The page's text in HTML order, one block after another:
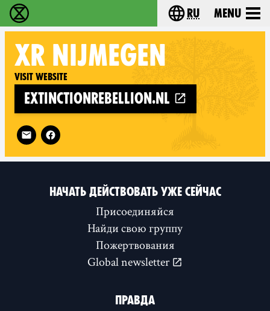
Extinction Rebellion - Home Choose your
ru Menu
XR NIJMEGEN
Visit website
extinctionrebellion.nl
Follow XR Nijmegen on
НАЧАТЬ ДЕЙСТВОВАТЬ УЖЕ СЕЙЧАС
Присоединяйся
Найди свою группу
Пожертвования
Global newsletter
ПРАВДА